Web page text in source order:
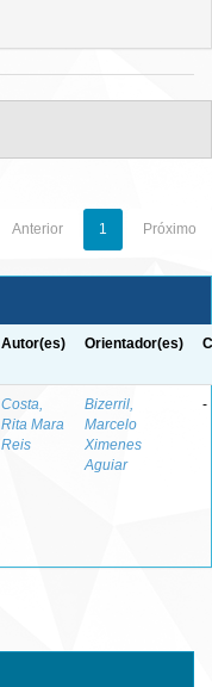
Anterior 1 Próximo
Autor(es) Orientador(es)
Costa,
Rita Mara
Reis
Bizerril,
Marcelo
Ximenes
Aguiar
-